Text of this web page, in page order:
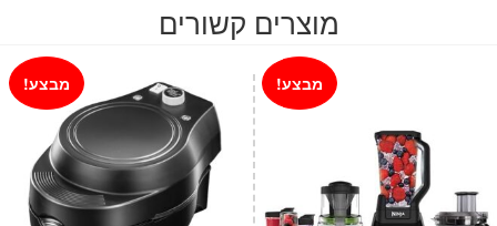
מוצרים קשורים
מבצע! מבצע!